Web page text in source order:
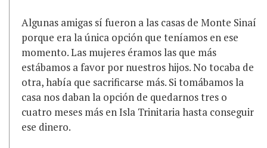
Algunas amigas sí fueron a las casas de Monte Sinaí
porque era la única opción que teníamos en ese
momento. Las mujeres éramos las que más
estábamos a favor por nuestros hijos. No tocaba de
otra, había que sacrificarse más. Si tomábamos la
casa nos daban la opción de quedarnos tres o
cuatro meses más en Isla Trinitaria hasta conseguir
ese dinero.